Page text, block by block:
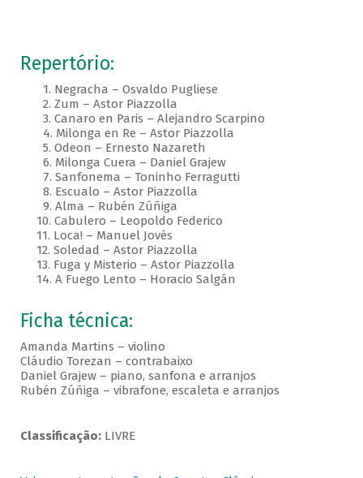
Repertório:
1. Negracha – Osvaldo Pugliese
2. Zum – Astor Piazzolla
3. Canaro en Paris – Alejandro Scarpino
4. Milonga en Re – Astor Piazzolla
5. Odeon – Ernesto Nazareth
6. Milonga Cuera – Daniel Grajew
7. Sanfonema – Toninho Ferragutti
8. Escualo – Astor Piazzolla
9. Alma – Rubén Zúñiga
10. Cabulero – Leopoldo Federico
11. Loca! – Manuel Jovés
12. Soledad – Astor Piazzolla
13. Fuga y Misterio – Astor Piazzolla
14. A Fuego Lento – Horacio Salgán
Ficha técnica:
Amanda Martins – violino
Cláudio Torezan – contrabaixo
Daniel Grajew – piano, sanfona e arranjos
Rubén Zúñiga – vibrafone, escaleta e arranjos
Classificação:LIVRE